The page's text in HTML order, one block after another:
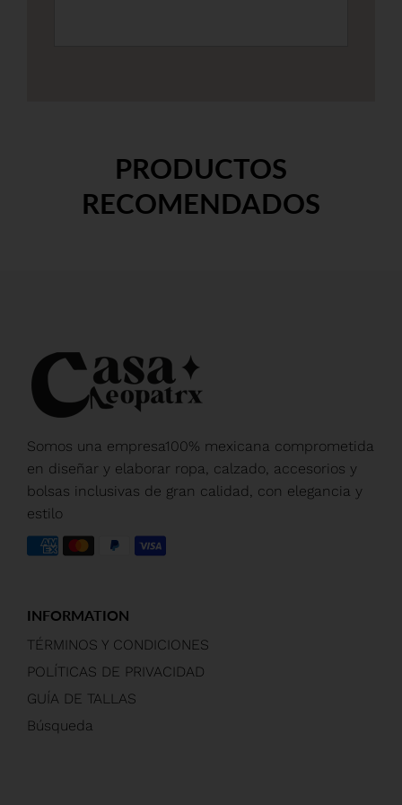
PRODUCTOS
RECOMENDADOS
Somos una empresa100% mexicana comprometida
en diseñar y elaborar ropa, calzado, accesorios y
bolsas inclusivas de gran calidad, con elegancia y
estilo
INFORMATION
TÉRMINOS Y CONDICIONES
POLÍTICAS DE PRIVACIDAD
GUÍA DE TALLAS
Búsqueda